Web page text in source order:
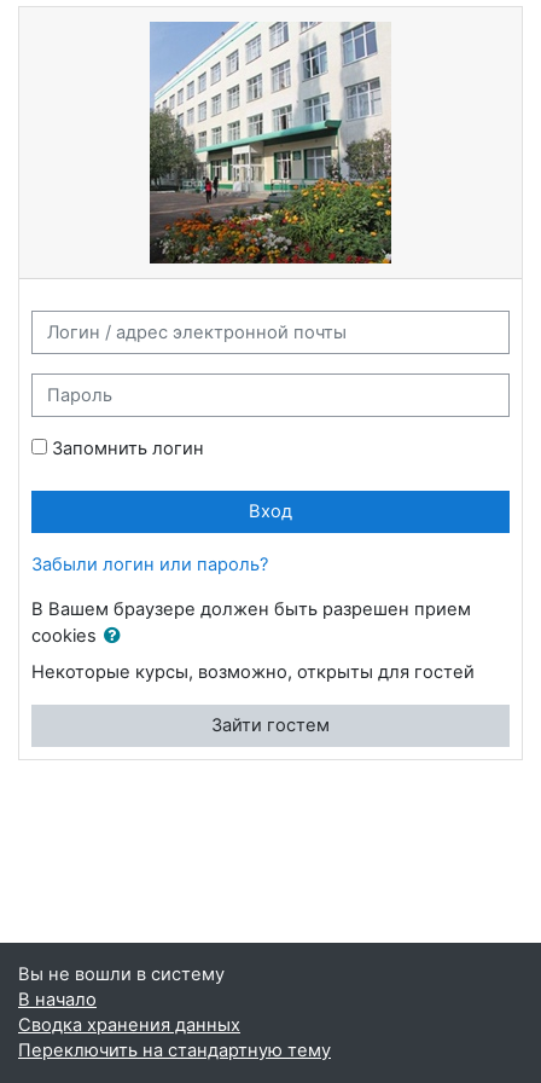
Перейти к основному содержанию
Логин / адрес электронной почты
Пароль
Запомнить логин
Вход
Забыли логин или пароль?
В Вашем браузере должен быть разрешен прием
cookies
Некоторые курсы, возможно, открыты для гостей
Зайти гостем
Вы не вошли в систему
В начало
Сводка хранения данных
Переключить на стандартную тему